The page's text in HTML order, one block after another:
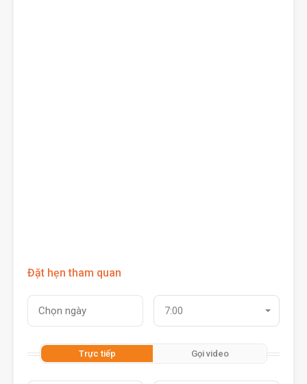
Đặt hẹn tham quan
7:00
Trực tiếp Gọi video